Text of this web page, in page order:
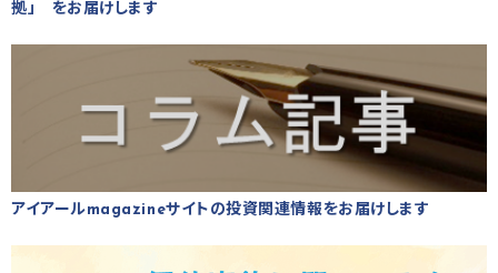
拠」 をお届けします
アイアールmagazineサイトの投資関連情報をお届けします